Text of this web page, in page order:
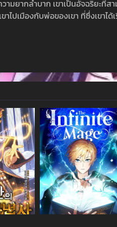
ยากลำบาก เขาเป็นอัจฉริยะที่สา
ไปเมืองกับพ่อของเขา ที่ซึ่งเขาได้